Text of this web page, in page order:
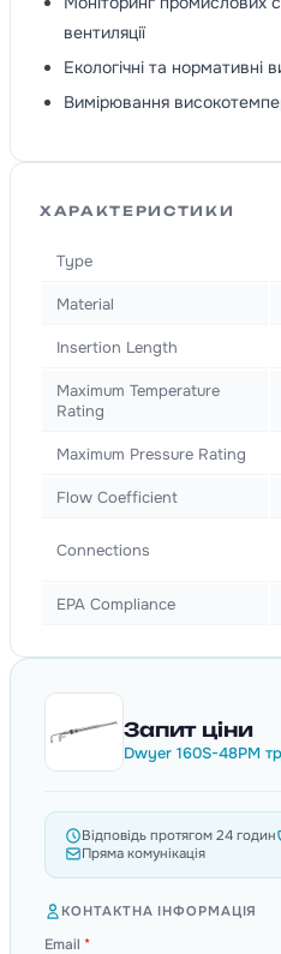
вентиляції
Екологічні та нормативні
Вимірювання
ХАРАКТЕРИСТИКИ
Type
Material
Insertion Length
Maximum Temperature
Rating
Maximum Pressure Rating
Flow Coefficient
Connections
EPA Compliance
Запит ціни
Dwyer 160S-48PM
Відповідь протягом 24 годин
Пряма комунікація
КОНТАКТНА ІНФОРМАЦІЯ
Email *